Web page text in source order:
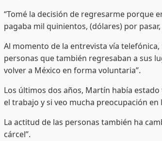
“Tomé la decisión de regresarme porque
pagaba mil quinientos, (dólares) por
Al momento de la entrevista vía
personas que también regresaban a sus
volver a México en forma voluntaria”.
Los últimos dos años, Martín había
el trabajo y si veo mucha preocupación en
La actitud de las personas también ha
cárcel”.